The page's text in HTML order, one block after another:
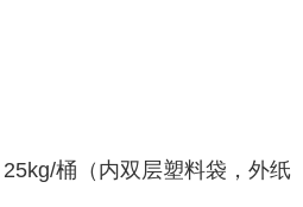
25kg/桶（内双层塑料袋，外纸